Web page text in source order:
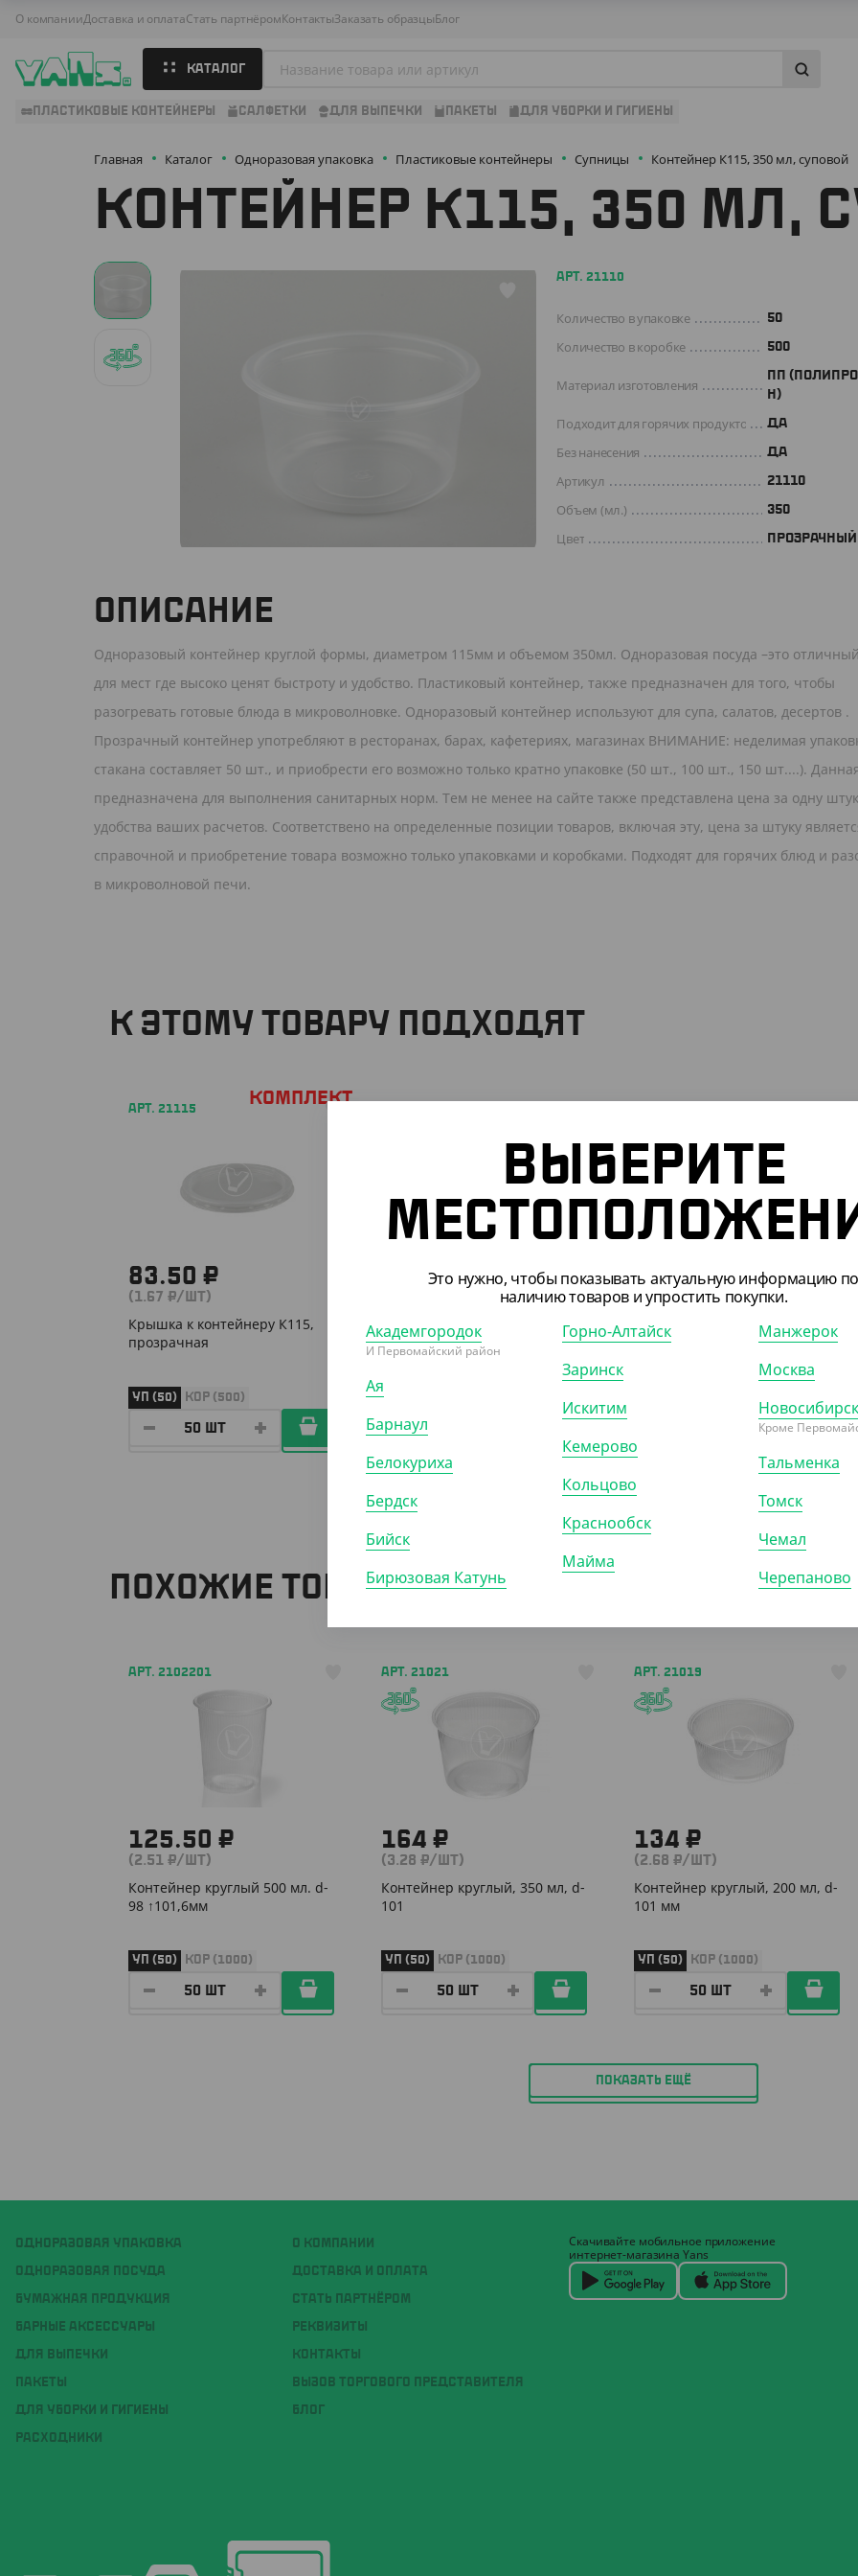
О компанииДоставка и оплатаСтать партнёромКонтактыЗаказать образцыБлог
КАТАЛОГ
ПЛАСТИКОВЫЕ КОНТЕЙНЕРЫ САЛФЕТКИ ДЛЯ ВЫПЕЧКИ ПАКЕТЫ ДЛЯ УБОРКИ И ГИГИЕНЫ
Главная Каталог Одноразовая упаковка Пластиковые контейнеры Супницы Контейнер К115, 350 мл, суповой
КОНТЕЙНЕР К115, 350 МЛ,
АРТ. 21110
Количество в упаковке 50
Количество в коробке 500
Материал изготовления
ПП
Н)
Подходит для горячих продуктов ДА
Без нанесения ДА
Артикул 21110
Объем (мл.) 350
Цвет ПРОЗРАЧНЫЙ
ОПИСАНИЕ
Одноразовый контейнер круглой формы, диаметром 115мм и объемом 350мл. Одноразовая посуда –это
для мест где высоко ценят быстроту и удобство. Пластиковый контейнер, также предназначен для того, чтобы
разогревать готовые блюда в микроволновке. Одноразовый контейнер используют для супа, салатов, десертов .
Прозрачный контейнер употребляют в ресторанах, барах, кафетериях, магазинах ВНИМАНИЕ: неделимая
стакана составляет 50 шт., и приобрести его возможно только кратно упаковке (50 шт., 100 шт., 150 шт....).
предназначена для выполнения санитарных норм. Тем не менее на сайте также представлена цена за одну
удобства ваших расчетов. Соответствено на определенные позиции товаров, включая эту, цена за штуку
справочной и приобретение товара возможно только упаковками и коробками. Подходят для горячих блюд и
в микроволновой печи.
К ЭТОМУ ТОВАРУ ПОДХОДЯТ
АРТ. 21115
Комплект
83.50 ₽
(1.67 ₽/ШТ)
Крышка к контейнеру К115,
прозрачная
УП (50) КОР (500)
ПОХОЖИЕ ТОВАРЫ
АРТ. 2102201
125.50 ₽
(2.51 ₽/ШТ)
Контейнер круглый 500 мл. d-
98 ↑101,6мм
УП (50) КОР (1000)
АРТ. 21021
164 ₽
(3.28 ₽/ШТ)
Контейнер круглый, 350 мл, d-
101
УП (50) КОР (1000)
АРТ. 21019
134 ₽
(2.68 ₽/ШТ)
Контейнер круглый, 200 мл, d-
101 мм
УП (50) КОР (1000)
ПОКАЗАТЬ ЕЩЁ
ОДНОРАЗОВАЯ УПАКОВКА
ОДНОРАЗОВАЯ ПОСУДА
БУМАЖНАЯ ПРОДУКЦИЯ
БАРНЫЕ АКСЕССУАРЫ
ДЛЯ ВЫПЕЧКИ
ПАКЕТЫ
ДЛЯ УБОРКИ И ГИГИЕНЫ
РАСХОДНИКИ
О КОМПАНИИ
ДОСТАВКА И ОПЛАТА
СТАТЬ ПАРТНЁРОМ
РЕКВИЗИТЫ
КОНТАКТЫ
ВЫЗОВ ТОРГОВОГО ПРЕДСТАВИТЕЛЯ
БЛОГ
Скачивайте мобильное приложение
интернет-магазина Yans
ВЫБЕРИТЕ
Это нужно, чтобы показывать актуальную информацию
наличию товаров и упростить покупки.
Академгородок
И Первомайский район
Ая
Барнаул
Белокуриха
Бердск
Бийск
Бирюзовая Катунь
Горно-Алтайск
Заринск
Искитим
Кемерово
Кольцово
Краснообск
Майма
Манжерок
Москва
Новосибирск
Кроме
Тальменка
Томск
Чемал
Черепаново